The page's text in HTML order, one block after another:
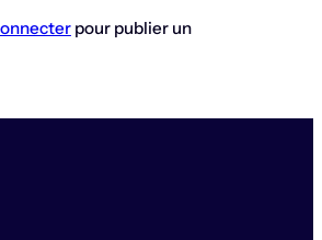
pour publier un